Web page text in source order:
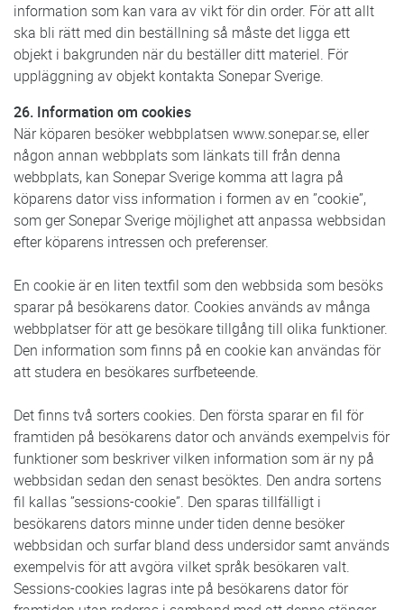
information som kan vara av vikt för din order. För att allt
ska bli rätt med din beställning så måste det ligga ett
objekt i bakgrunden när du beställer ditt materiel. För
uppläggning av objekt kontakta Sonepar Sverige.
26. Information om cookies
När köparen besöker webbplatsen www.sonepar.se, eller
någon annan webbplats som länkats till från denna
webbplats, kan Sonepar Sverige komma att lagra på
köparens dator viss information i formen av en ”cookie”,
som ger Sonepar Sverige möjlighet att anpassa webbsidan
efter köparens intressen och preferenser.
En cookie är en liten textfil som den webbsida som besöks
sparar på besökarens dator. Cookies används av många
webbplatser för att ge besökare tillgång till olika funktioner.
Den information som finns på en cookie kan användas för
att studera en besökares surfbeteende.
Det finns två sorters cookies. Den första sparar en fil för
framtiden på besökarens dator och används exempelvis för
funktioner som beskriver vilken information som är ny på
webbsidan sedan den senast besöktes. Den andra sortens
fil kallas ”sessions-cookie”. Den sparas tillfälligt i
besökarens dators minne under tiden denne besöker
webbsidan och surfar bland dess undersidor samt används
exempelvis för att avgöra vilket språk besökaren valt.
Sessions-cookies lagras inte på besökarens dator för